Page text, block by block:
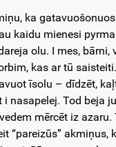
ka
kaidu mienesi
olu. I mes, bārni,
kas ar tū
īsolu – dīdzēt,
i nasapelej. Tod beja
mērcēt iz azaru.
“pareizūs” akmiņus,